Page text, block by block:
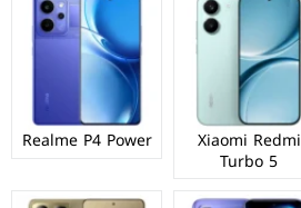
Xiaomi Redmi
Turbo 5
Realme P4 Power